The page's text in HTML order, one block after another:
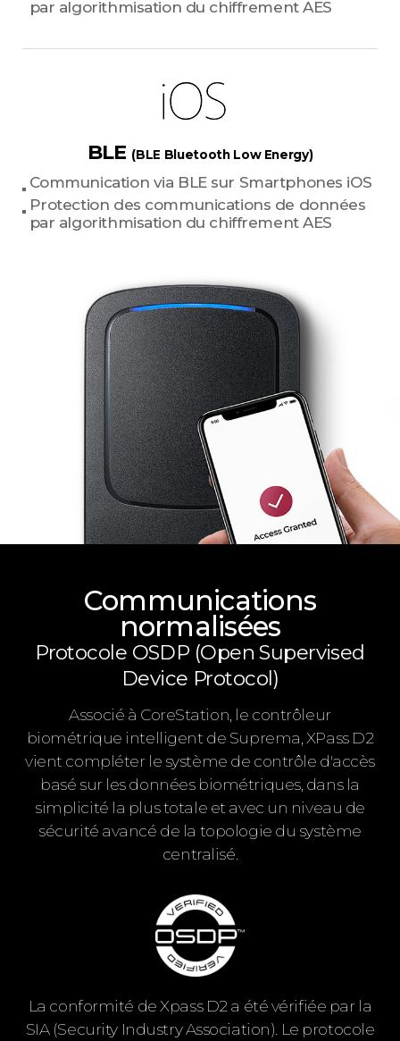
par algorithmisation du chiffrement AES
BLE (BLE Bluetooth Low Energy)
Communication via BLE sur Smartphones iOS
Protection des communications de données
par algorithmisation du chiffrement AES
Communications
normalisées
Protocole OSDP (Open Supervised
Device Protocol)
Associé à CoreStation, le contrôleur
biométrique intelligent de Suprema, XPass D2
vient compléter le système de contrôle d'accès
basé sur les données biométriques, dans la
simplicité la plus totale et avec un niveau de
sécurité avancé de la topologie du système
centralisé.
La conformité de Xpass D2 a été vérifiée par la
SIA (Security Industry Association). Le protocole